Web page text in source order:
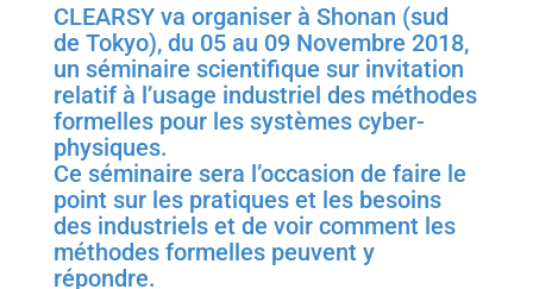
CLEARSY va organiser à Shonan (sud
de Tokyo), du 05 au 09 Novembre 2018,
un séminaire scientifique sur invitation
relatif à l’usage industriel des méthodes
formelles pour les systèmes cyber-
physiques.
Ce séminaire sera l’occasion de faire le
point sur les pratiques et les besoins
des industriels et de voir comment les
méthodes formelles peuvent y
répondre.